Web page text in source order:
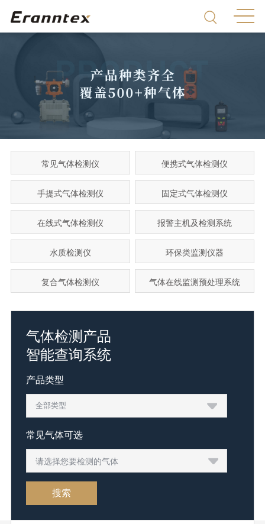
常见气体检测仪 便携式气体检测仪
手提式气体检测仪 固定式气体检测仪
在线式气体检测仪 报警主机及检测系统
水质检测仪 环保类监测仪器
复合气体检测仪 气体在线监测预处理系统
气体检测产品
智能查询系统
产品类型
常见气体可选
请选择您要检测的气体
搜索